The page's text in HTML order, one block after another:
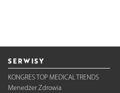
SERWISY
KONGRES TOP MEDICAL TRENDS
Menedżer Zdrowia